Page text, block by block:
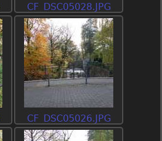
CF_DSC05028.JPG
CF_DSC05026.JPG